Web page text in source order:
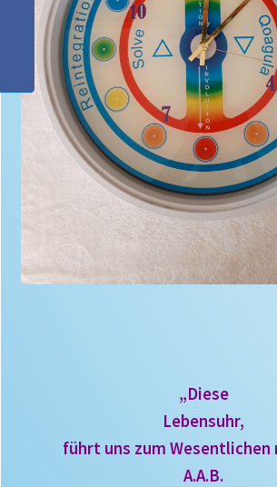
„Diese
Lebensuhr,
führt uns zum
A.A.B.